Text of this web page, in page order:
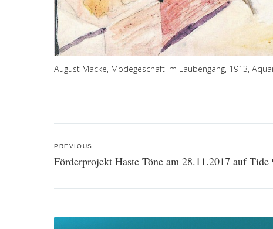
August Macke, Modegeschäft im Laubengang, 1913,
navigation
PREVIOUS
Förderprojekt Haste Töne am 28.11.2017 auf Tide